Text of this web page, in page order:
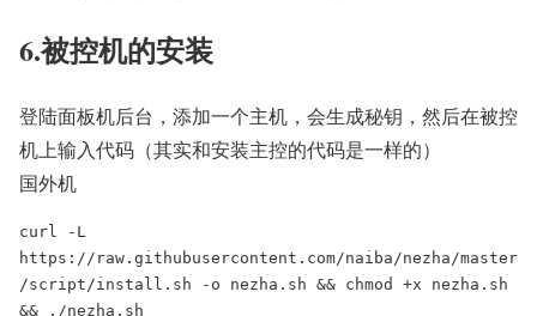
6.被控机的安装
登陆面板机后台，添加一个主机，会生成秘钥，然后在被控
机上输入代码（其实和安装主控的代码是一样的）
国外机
curl -L
https://raw.githubusercontent.com/naiba/nezha/master
/script/install.sh -o nezha.sh && chmod +x nezha.sh